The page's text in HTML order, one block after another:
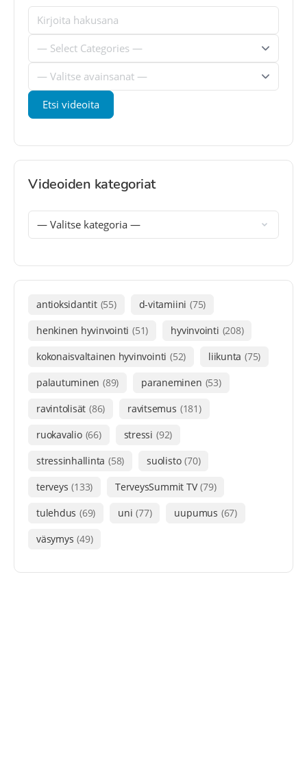
Videoiden kategoriat
antioksidantit (55) d-vitamiini (75)
henkinen hyvinvointi (51) hyvinvointi (208)
kokonaisvaltainen hyvinvointi (52) liikunta (75)
palautuminen (89) paraneminen (53)
ravintolisät (86) ravitsemus (181)
ruokavalio (66) stressi (92)
stressinhallinta (58) suolisto (70)
terveys (133) TerveysSummit TV (79)
tulehdus (69) uni (77) uupumus (67)
väsymys (49)